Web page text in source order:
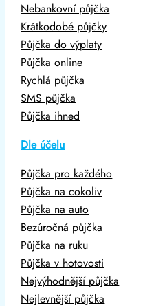
Nebankovní půjčka
Krátkodobé půjčky
Půjčka do výplaty
Půjčka online
Rychlá půjčka
SMS půjčka
Půjčka ihned
Dle účelu
Půjčka pro každého
Půjčka na cokoliv
Půjčka na auto
Bezúročná půjčka
Půjčka na ruku
Půjčka v hotovosti
Nejvýhodnější půjčka
Nejlevnější půjčka